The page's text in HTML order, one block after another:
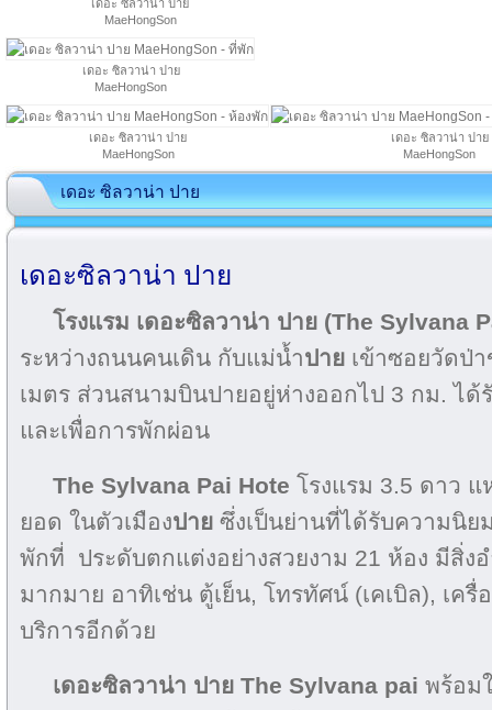
เดอะ ซิลวาน่า ปาย
MaeHongSon
เดอะ ซิลวาน่า ปาย
MaeHongSon
เดอะ ซิลวาน่า ปาย
MaeHongSon
เดอะ ซิลวาน่า ปาย
MaeHongSon
เดอะ ซิลวาน่า ปาย
เดอะซิลวาน่า ปาย
โรงแรม เดอะซิลวาน่า ปาย (The Sylvana
ระหว่างถนนคนเดิน กับแม่น้ำปาย เข้าซอยวัดป่
เมตร ส่วนสนามบินปายอยู่ห่างออกไป 3 กม. ได้
และเพื่อการพักผ่อน
The Sylvana Pai Hote โรงแรม 3.5 ดาว แ
ยอด ในตัวเมืองปาย ซึ่งเป็นย่านที่ได้รับความนิย
พักที่ ประดับตกแต่งอย่างสวยงาม 21 ห้อง มีสิ่ง
มากมาย อาทิเช่น ตู้เย็น, โทรทัศน์ (เคเบิล), เครื่
บริการอีกด้วย
เดอะซิลวาน่า ปาย The Sylvana pai พร้อม